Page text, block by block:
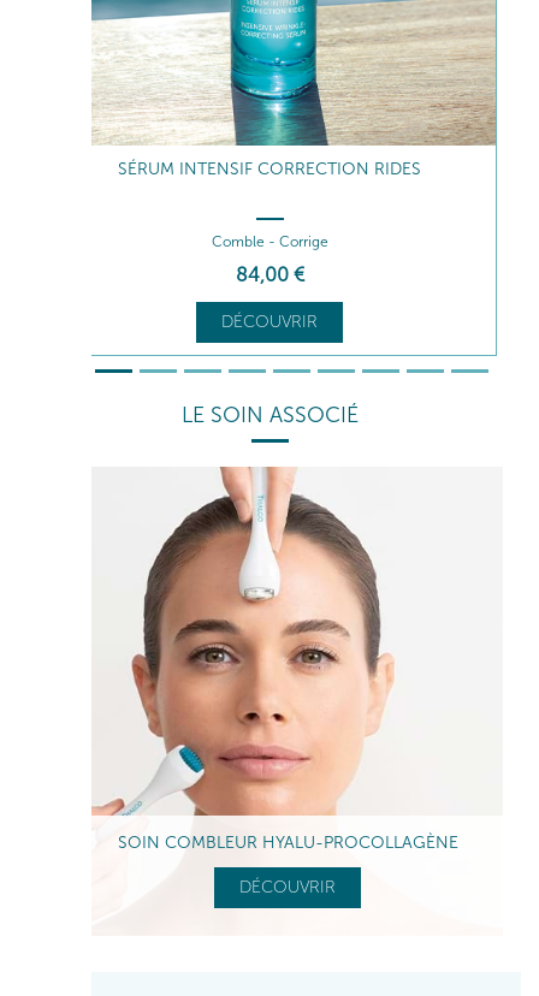
SÉRUM INTENSIF CORRECTION RIDES
Comble - Corrige
84,00 €
DÉCOUVRIR
LE SOIN ASSOCIÉ
SOIN COMBLEUR HYALU-PROCOLLAGÈNE
DÉCOUVRIR